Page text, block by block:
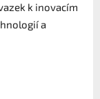
k inovacím
a